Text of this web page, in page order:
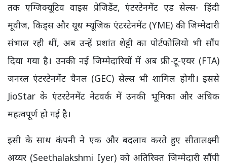
तक एग्जिक्यूटिव वाइस प्रेजिडेंट, एंटरटेनमेंट एड सेल्स- हिंदी
मूवीज, किड्स और यूथ म्यूजिक एंटरटेनमेंट (YME) की जिम्मेदारी
संभाल रही थीं, अब उन्हें प्रशांत शेट्टी का पोर्टफोलियो भी सौंप
दिया गया है। उनकी नई जिम्मेदारियों में अब फ्री-टू-एयर (FTA)
जनरल एंटरटेनमेंट चैनल (GEC) सेल्स भी शामिल होगी। इससे
JioStar के एंटरटेनमेंट नेटवर्क में उनकी भूमिका और अधिक
महत्वपूर्ण हो गई है।
इसी के साथ कंपनी ने एक और बदलाव करते हुए सीतालक्ष्मी
अय्यर (Seethalakshmi Iyer) को अतिरिक्त जिम्मेदारी सौंपी